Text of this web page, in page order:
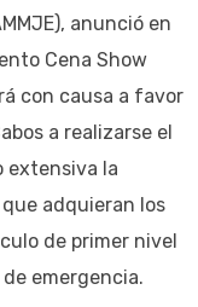
anunció en
Cena Show
con causa a favor
a realizarse el
extensiva la
adquieran los
de primer nivel
emergencia.